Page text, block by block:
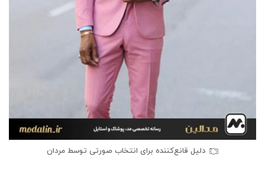
دلیل قانع‌کننده برای انتخاب صورتی توسط مردان